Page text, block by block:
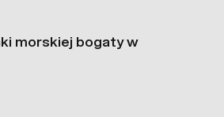
morskiej bogaty w